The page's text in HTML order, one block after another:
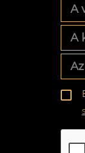
email